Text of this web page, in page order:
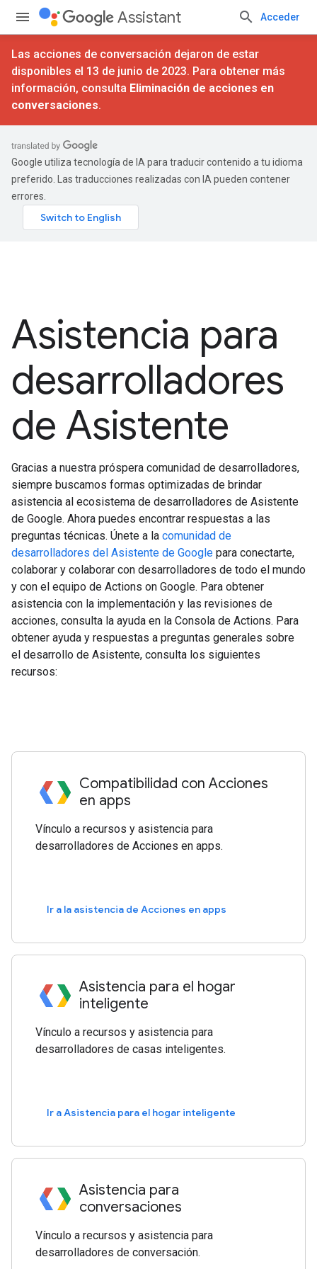
Assistant Acceder
Las acciones de conversación dejaron de estar
disponibles el 13 de junio de 2023. Para obtener más
información, consulta Eliminación de acciones en
conversaciones.
Google utiliza tecnología de IA para traducir contenido a tu idioma
preferido. Las traducciones realizadas con IA pueden contener
errores.
Asistencia para
desarrolladores
de Asistente
Gracias a nuestra próspera comunidad de desarrolladores,
siempre buscamos formas optimizadas de brindar
asistencia al ecosistema de desarrolladores de Asistente
de Google. Ahora puedes encontrar respuestas a las
preguntas técnicas. Únete a la comunidad de
desarrolladores del Asistente de Google para conectarte,
colaborar y colaborar con desarrolladores de todo el mundo
y con el equipo de Actions on Google. Para obtener
asistencia con la implementación y las revisiones de
acciones, consulta la ayuda en la Consola de Actions. Para
obtener ayuda y respuestas a preguntas generales sobre
el desarrollo de Asistente, consulta los siguientes
recursos:
Compatibilidad con Acciones
en apps
Vínculo a recursos y asistencia para
desarrolladores de Acciones en apps.
Ir a la asistencia de Acciones en apps
Asistencia para el hogar
inteligente
Vínculo a recursos y asistencia para
desarrolladores de casas inteligentes.
Ir a Asistencia para el hogar inteligente
Asistencia para
conversaciones
Vínculo a recursos y asistencia para
desarrolladores de conversación.